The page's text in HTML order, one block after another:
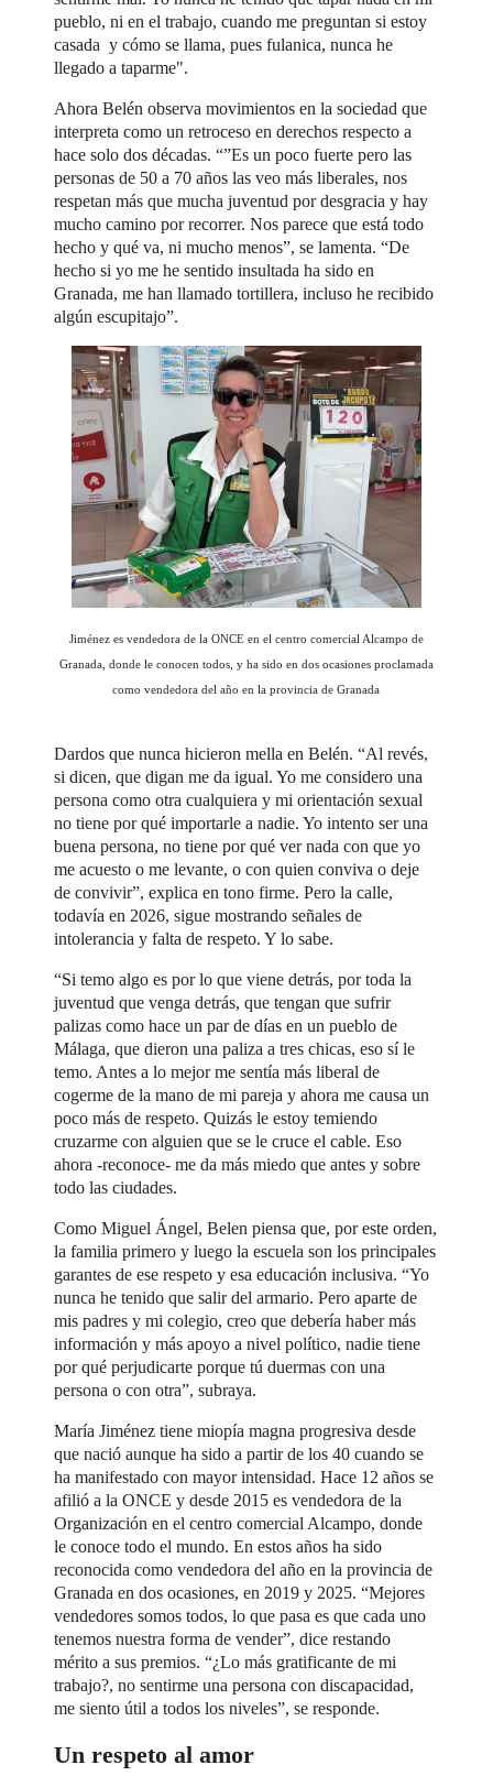
pueblo, ni en el trabajo, cuando me preguntan si estoy
casada y cómo se llama, pues fulanica, nunca he
llegado a taparme".
Ahora Belén observa movimientos en la sociedad que
interpreta como un retroceso en derechos respecto a
hace solo dos décadas. “”Es un poco fuerte pero las
personas de 50 a 70 años las veo más liberales, nos
respetan más que mucha juventud por desgracia y hay
mucho camino por recorrer. Nos parece que está todo
hecho y qué va, ni mucho menos”, se lamenta. “De
hecho si yo me he sentido insultada ha sido en
Granada, me han llamado tortillera, incluso he recibido
algún escupitajo”.
Jiménez es vendedora de la ONCE en el centro comercial Alcampo de
Granada, donde le conocen todos, y ha sido en dos ocasiones proclamada
como vendedora del año en la provincia de Granada
Dardos que nunca hicieron mella en Belén. “Al revés,
si dicen, que digan me da igual. Yo me considero una
persona como otra cualquiera y mi orientación sexual
no tiene por qué importarle a nadie. Yo intento ser una
buena persona, no tiene por qué ver nada con que yo
me acuesto o me levante, o con quien conviva o deje
de convivir”, explica en tono firme. Pero la calle,
todavía en 2026, sigue mostrando señales de
intolerancia y falta de respeto. Y lo sabe.
“Si temo algo es por lo que viene detrás, por toda la
juventud que venga detrás, que tengan que sufrir
palizas como hace un par de días en un pueblo de
Málaga, que dieron una paliza a tres chicas, eso sí le
temo. Antes a lo mejor me sentía más liberal de
cogerme de la mano de mi pareja y ahora me causa un
poco más de respeto. Quizás le estoy temiendo
cruzarme con alguien que se le cruce el cable. Eso
ahora -reconoce- me da más miedo que antes y sobre
todo las ciudades.
Como Miguel Ángel, Belen piensa que, por este orden,
la familia primero y luego la escuela son los principales
garantes de ese respeto y esa educación inclusiva. “Yo
nunca he tenido que salir del armario. Pero aparte de
mis padres y mi colegio, creo que debería haber más
información y más apoyo a nivel político, nadie tiene
por qué perjudicarte porque tú duermas con una
persona o con otra”, subraya.
María Jiménez tiene miopía magna progresiva desde
que nació aunque ha sido a partir de los 40 cuando se
ha manifestado con mayor intensidad. Hace 12 años se
afilió a la ONCE y desde 2015 es vendedora de la
Organización en el centro comercial Alcampo, donde
le conoce todo el mundo. En estos años ha sido
reconocida como vendedora del año en la provincia de
Granada en dos ocasiones, en 2019 y 2025. “Mejores
vendedores somos todos, lo que pasa es que cada uno
tenemos nuestra forma de vender”, dice restando
mérito a sus premios. “¿Lo más gratificante de mi
trabajo?, no sentirme una persona con discapacidad,
me siento útil a todos los niveles”, se responde.
Un respeto al amor